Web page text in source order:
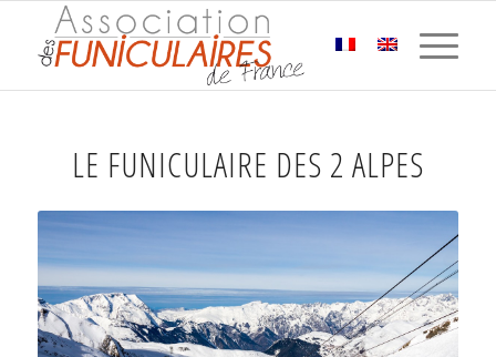
LE FUNICULAIRE DES 2 ALPES